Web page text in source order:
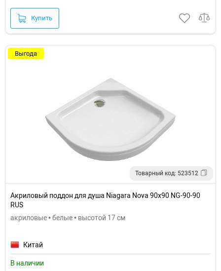
Купить
Выгода
Товарный код: 523512
Акриловый поддон для душа Niagara Nova 90x90 NG-90-90
RUS
акриловые • белые • высотой 17 см
Китай
В наличии